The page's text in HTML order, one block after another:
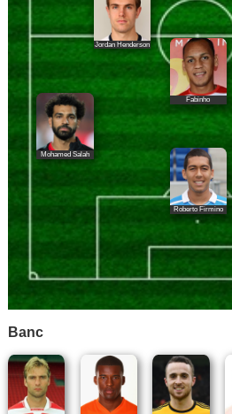
Jordan Henderson
Fabinho
Mohamed Salah
Roberto Firmino
Banc